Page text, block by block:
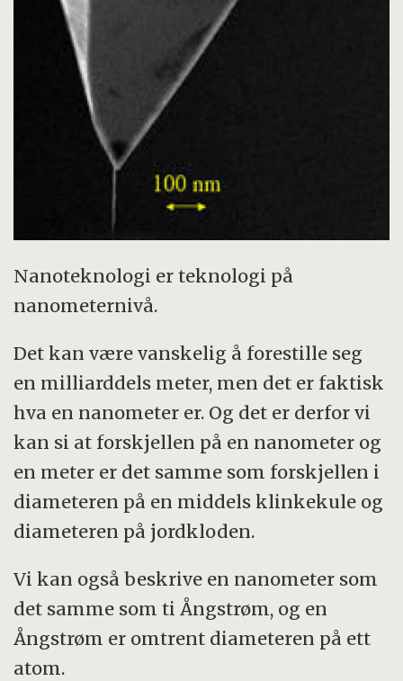
Nanoteknologi er teknologi på
nanometernivå.
Det kan være vanskelig å forestille seg
en milliarddels meter, men det er faktisk
hva en nanometer er. Og det er derfor vi
kan si at forskjellen på en nanometer og
en meter er det samme som forskjellen i
diameteren på en middels klinkekule og
diameteren på jordkloden.
Vi kan også beskrive en nanometer som
det samme som ti Ångstrøm, og en
Ångstrøm er omtrent diameteren på ett
atom.